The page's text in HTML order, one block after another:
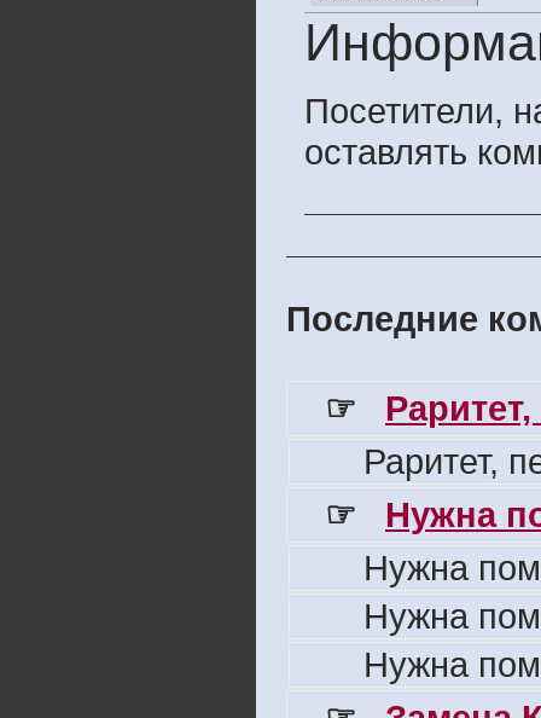
Посетители,
оставлять
Последние
☞
Раритет,
☞
Нужна
Нужна
Нужна
Нужна